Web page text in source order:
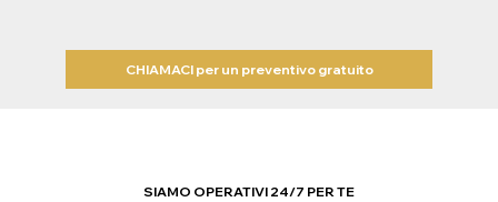
CHIAMACI per un preventivo gratuito
SIAMO OPERATIVI 24/7 PER TE